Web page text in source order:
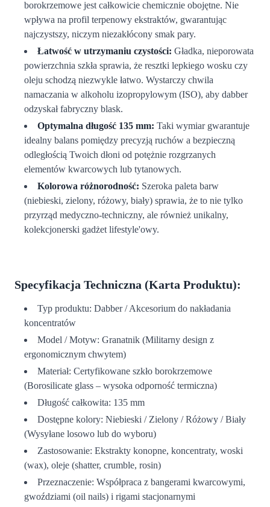
borokrzemowe jest całkowicie chemicznie obojętne. Nie
wpływa na profil terpenowy ekstraktów, gwarantując
najczystszy, niczym niezakłócony smak pary.
Łatwość w utrzymaniu czystości: Gładka, nieporowata
powierzchnia szkła sprawia, że resztki lepkiego wosku czy
oleju schodzą niezwykle łatwo. Wystarczy chwila
namaczania w alkoholu izopropylowym (ISO), aby dabber
odzyskał fabryczny blask.
Optymalna długość 135 mm: Taki wymiar gwarantuje
idealny balans pomiędzy precyzją ruchów a bezpieczną
odległością Twoich dłoni od potężnie rozgrzanych
elementów kwarcowych lub tytanowych.
Kolorowa różnorodność: Szeroka paleta barw
(niebieski, zielony, różowy, biały) sprawia, że to nie tylko
przyrząd medyczno-techniczny, ale również unikalny,
kolekcjonerski gadżet lifestyle'owy.
Specyfikacja Techniczna (Karta Produktu):
Typ produktu: Dabber / Akcesorium do nakładania
koncentratów
Model / Motyw: Granatnik (Militarny design z
ergonomicznym chwytem)
Materiał: Certyfikowane szkło borokrzemowe
(Borosilicate glass – wysoka odporność termiczna)
Długość całkowita: 135 mm
Dostępne kolory: Niebieski / Zielony / Różowy / Biały
(Wysyłane losowo lub do wyboru)
Zastosowanie: Ekstrakty konopne, koncentraty, woski
(wax), oleje (shatter, crumble, rosin)
Przeznaczenie: Współpraca z bangerami kwarcowymi,
gwoździami (oil nails) i rigami stacjonarnymi